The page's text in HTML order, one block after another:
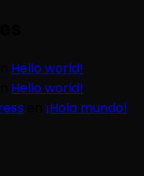
Hello world!
Hello world!
¡Hola mundo!